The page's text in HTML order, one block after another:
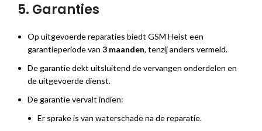
5. Garanties
Op uitgevoerde reparaties biedt GSM Heist een
garantieperiode van 3 maanden, tenzij anders vermeld.
De garantie dekt uitsluitend de vervangen onderdelen en
de uitgevoerde dienst.
De garantie vervalt indien:
Er sprake is van waterschade na de reparatie.